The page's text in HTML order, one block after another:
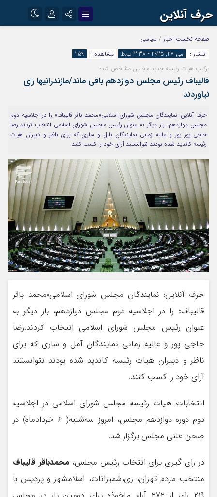
حرف آنلاین
اینستاگرام
آپارات
رمز عبور
مرا به خاطر بسپار
صفحه نخست اخبار / سیاسی
انتشار :
می 27, 2025 - 2:38 ب.ظ مشاهده :
259
ترکیب هیات رئیسه جدید مجلس مشخص شد؛
قالیباف رئیس مجلس دوازدهم باقی ماند/مازندرانیها رای
نیاوردند
حرف آنلاین: نمایندگان مجلس شورای اسلامی«محمد باقر قالیباف» را در اجلاسیه دوم
مجلس دوازدهم، بار دیگر به عنوان رئیس مجلس شورای اسلامی انتخاب کردند.رضا
حاجی پور پور و عالیه زمانی نمایندگان بابل و ساری که برای ناظر و دبیران هیات
رئیسه کاندید شده بودند نتوانستند آرای خود را کسب کنند.
حرف آنلاین: نمایندگان مجلس شورای اسلامی«محمد باقر
قالیباف» را در اجلاسیه دوم مجلس دوازدهم، بار دیگر به
عنوان رئیس مجلس شورای اسلامی انتخاب کردند.رضا
حاجی پور و عالیه زمانی نمایندگان آمل و ساری که برای
ناظر و دبیران هیات رئیسه کاندید شده بودند نتوانستند
آرای خود را کسب کنند.
انتخابات هیات رئیسه مجلس شورای اسلامی در اجلاسیه
دوم دوره دوازدهم مجلس، امروز سه‌شنبه( ۶ خردادماه) در
صحن علنی مجلس برگزار شد.
در رای گیری برای انتخاب رئیس مجلس،محمدباقر قالیباف
منتخب مردم تهران، ری،شمیرانات، اسلامشهر و پردیس با